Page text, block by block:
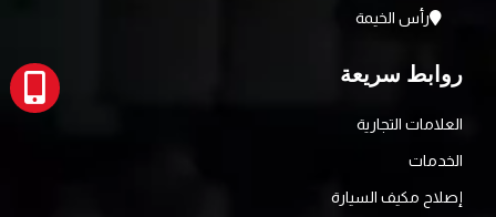
رأس الخيمة
روابط سريعة
العلامات التجارية
الخدمات
إصلاح مكيف السيارة